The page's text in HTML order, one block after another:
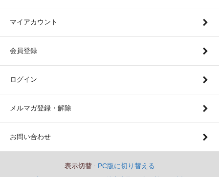
マイアカウント
会員登録
ログイン
メルマガ登録・解除
お問い合わせ
表示切替 : PC版に切り替える